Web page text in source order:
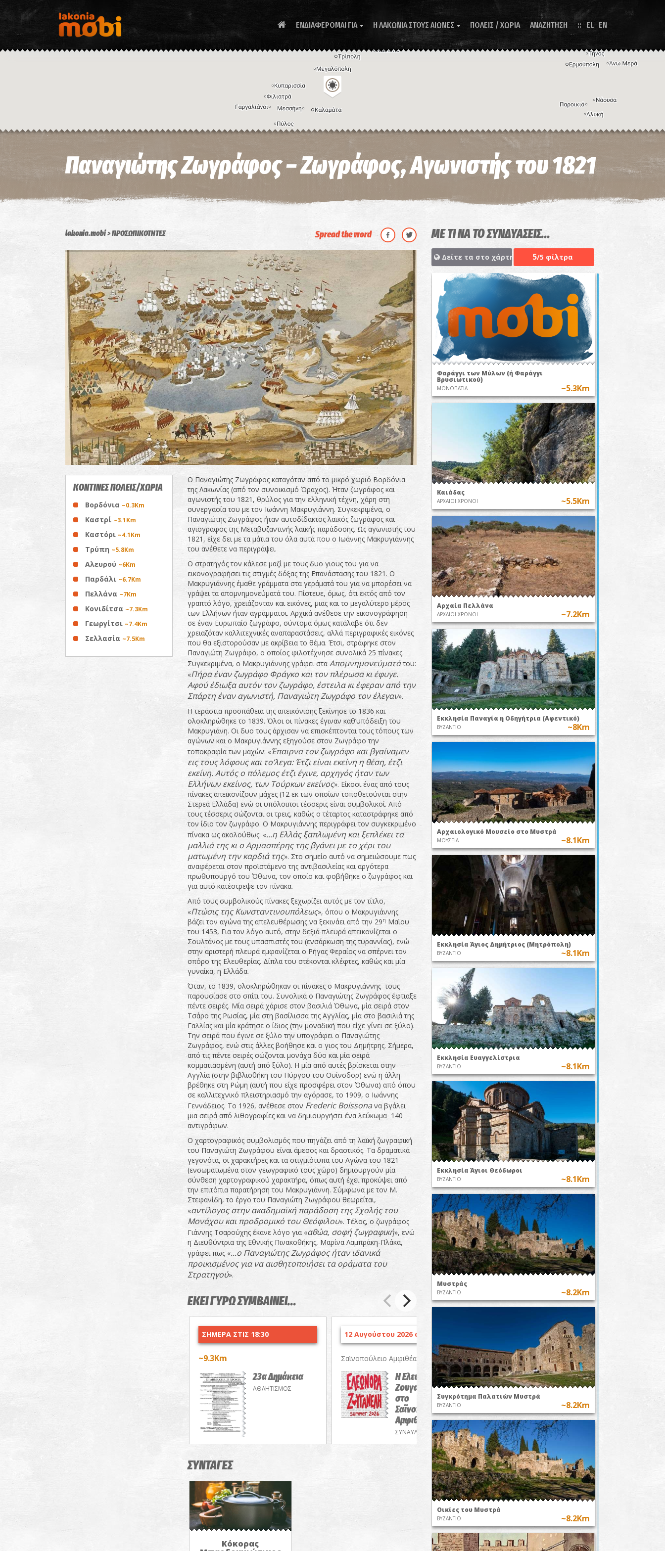
ΕΝΔΙΑΦΕΡΟΜΑΙ ΓΙΑ  Η ΛΑΚΩΝΙΑ ΣΤΟΥΣ ΑΙΩΝΕΣ  ΠΟΛΕΙΣ / ΧΩΡΙΑ ΑΝΑΖΗΤΗΣΗ EL EN
Συντομεύσεις πληκτρολογίου Η εικόνα ενδέχεται να υπόκειται σε πνευματικά δικαιώματα
Παναγιώτης Ζωγράφος – Ζωγράφος, Αγωνιστής του 1821
lakonia.mobi ΠΡΟΣΩΠΙΚΟΤΗΤΕΣ Spread the word
ΚΟΝΤΙΝΕΣ ΠΟΛΕΙΣ/ΧΩΡΙΑ
Βορδόνια ~0.3Km
Καστρί ~3.1Km
Καστόρι ~4.1Km
Τρύπη ~5.8Km
Αλευρού ~6Km
Παρδάλι ~6.7Km
Πελλάνα ~7Km
Κονιδίτσα ~7.3Km
Γεωργίτσι ~7.4Km
Σελλασία ~7.5Km
Ο Παναγιώτης Ζωγράφος καταγόταν από το μικρό χωριό Βορδόνια
της Λακωνίας (από τον συνοικισμό Όραχος). Ήταν ζωγράφος και
αγωνιστής του 1821, θρύλος για την ελληνική τέχνη, χάρη στη
συνεργασία του με τον Ιωάννη Μακρυγιάννη. Συγκεκριμένα, ο
Παναγιώτης Ζωγράφος ήταν αυτοδίδακτος λαϊκός ζωγράφος και
αγιογράφος της Μεταβυζαντινής λαϊκής παράδοσης. Ως αγωνιστής του
1821, είχε δει με τα μάτια του όλα αυτά που ο Ιωάννης Μακρυγιάννης
του ανέθετε να περιγράψει.
Ο στρατηγός τον κάλεσε μαζί με τους δυο γιους του για να
εικονογραφήσει τις στιγμές δόξας της Επανάστασης του 1821. Ο
Μακρυγιάννης έμαθε γράμματα στα γεράματά του για να μπορέσει να
γράψει τα απομνημονεύματά του. Πίστευε, όμως, ότι εκτός από τον
γραπτό λόγο, χρειάζονταν και εικόνες, μιας και το μεγαλύτερο μέρος
των Ελλήνων ήταν αγράμματοι. Αρχικά ανέθεσε την εικονογράφηση
σε έναν Ευρωπαίο ζωγράφο, σύντομα όμως κατάλαβε ότι δεν
χρειαζόταν καλλιτεχνικές αναπαραστάσεις, αλλά περιγραφικές εικόνες
που θα εξιστορούσαν με ακρίβεια το θέμα. Έτσι, στράφηκε στον
Παναγιώτη Ζωγράφο, ο οποίος φιλοτέχνησε συνολικά 25 πίνακες.
Συγκεκριμένα, ο Μακρυγιάννης γράφει στα Απομνημονεύματάτου:
«Πήρα έναν ζωγράφο Φράγκο και τον πλέρωσα κι έφυγε.
Αφού έδιωξα αυτόν τον ζωγράφο, έστειλα κι έφεραν από την
Σπάρτη έναν αγωνιστή, Παναγιώτη Ζωγράφο τον έλεγαν».
Η τεράστια προσπάθεια της απεικόνισης ξεκίνησε το 1836 και
ολοκληρώθηκε το 1839. Όλοι οι πίνακες έγιναν καθ’υπόδειξη του
Μακρυγιάνη. Οι δυο τους άρχισαν να επισκέπτονται τους τόπους των
αγώνων και ο Μακρυγιάννης εξηγούσε στον Ζωγράφο την
τοποκραφία των μαχών: «Έπαιρνα τον ζωγράφο και βγαίναμεν
εις τους λόφους και το’λεγα: Έτζι είναι εκείνη η θέση, έτζι
εκείνη. Αυτός ο πόλεμος έτζι έγινε, αρχηγός ήταν των
Ελλήνων εκείνος, των Τούρκων εκείνος». Είκοσι ένας από τους
πίνακες απεικονίζουν μάχες (12 εκ των οποίων τοποθετούνται στην
Στερεά Ελλάδα) ενώ οι υπόλοιποι τέσσερις είναι συμβολικοί. Από
τους τέσσερις σώζονται οι τρεις, καθώς ο τέταρτος καταστράφηκε από
τον ίδιο τον ζωγράφο. Ο Μακρυγιάννης περιγράφει τον συγκεκριμένο
πίνακα ως ακολούθως: «...η Ελλάς ξαπλωμένη και ξεπλέκει τα
μαλλιά της κι ο Αρμασπέρης της βγάνει με το χέρι του
ματωμένη την καρδιά της». Στο σημείο αυτό να σημειώσουμε πως
αναφέρεται στον προϊστάμενο της αντιβασιλείας και αργότερα
πρωθυπουργό του Όθωνα, τον οποίο και φοβήθηκε ο ζωγράφος και
για αυτό κατέστρεψε τον πίνακα.
Από τους συμβολικούς πίνακες ξεχωρίζει αυτός με τον τίτλο,
«Πτώσις της Κωνσταντινουπόλεως», όπου ο Μακρυγιάννης
βάζει τον αγώνα της απελευθέρωσης να ξεκινάει από την 29η Μαϊου
του 1453, Για τον λόγο αυτό, στην δεξιά πλευρά απεικονίζεται ο
Σουλτάνος με τους υπασπιστές του (ενσάρκωση της τυραννίας), ενώ
στην αριστερή πλευρά εμφανίζεται ο Ρήγας Φεραίος να σπέρνει τον
σπόρο της Ελευθερίας. Δίπλα του στέκονται κλέφτες, καθώς και μία
γυναίκα, η Ελλάδα.
Όταν, το 1839, ολοκληρώθηκαν οι πίνακες ο Μακρυγιάννης τους
παρουσίασε στο σπίτι του. Συνολικά ο Παναγιώτης Ζωγράφος έφτιαξε
πέντε σειρές. Μία σειρά χάρισε στον βασιλιά Όθωνα, μία σειρά στον
Τσάρο της Ρωσίας, μία στη βασίλισσα της Αγγλίας, μία στο βασιλιά της
Γαλλίας και μία κράτησε ο ίδιος (την μοναδική που είχε γίνει σε ξύλο).
Την σειρά που έγινε σε ξύλο την υπογράφει ο Παναγιώτης
Ζωγράφος, ενώ στις άλλες βοήθησε και ο γιος του Δημήτρης. Σήμερα,
από τις πέντε σειρές σώζονται μονάχα δύο και μία σειρά
κομματιασμένη (αυτή από ξύλο). Η μία από αυτές βρίσκεται στην
Αγγλία (στην βιβλιοθήκη του Πύργου του Ουίνσδορ) ενώ η άλλη
βρέθηκε στη Ρώμη (αυτή που είχε προσφέρει στον Όθωνα) από όπου
σε καλλιτεχνικό πλειστηριασμό την αγόρασε, το 1909, ο Ιωάννης
Γεννάδειος. Το 1926, ανέθεσε στον Frederic Boissonaνα βγάλει
μια σειρά από λιθογραφίες και να δημιουργήσει ένα λεύκωμα 140
αντιγράφων.
Ο χαρτογραφικός συμβολισμός που πηγάζει από τη λαϊκή ζωγραφική
του Παναγιώτη Ζωγράφου είναι άμεσος και δραστικός. Τα δραματικά
γεγονότα, οι χαρακτήρες και τα στιγμιότυπα του Αγώνα του 1821
(ενσωματωμένα στον γεωγραφικό τους χώρο) δημιουργούν μία
σύνθεση χαρτογραφικού χαρακτήρα, όπως αυτή έχει προκύψει από
την επιτόπια παρατήρηση του Μακρυγιάννη. Σύμφωνα με τον Μ.
Στεφανίδη, το έργο του Παναγιώτη Ζωγράφου θεωρείται,
«αντίλογος στην ακαδημαϊκή παράδοση της Σχολής του
Μονάχου και προδρομικό του Θεόφιλου». Τέλος, ο ζωγράφος
Γιάννης Τσαρούχης έκανε λόγο για «αθώα, σοφή ζωγραφική», ενώ
η Διευθύντρια της Εθνικής Πινακοθήκης, Μαρίνα Λαμπράκη-Πλάκα,
γράφει πως «...ο Παναγιώτης Ζωγράφος ήταν ιδανικά
προικισμένος για να αισθητοποιήσει τα οράματα του
Στρατηγού».
ΕΚΕΙ ΓΥΡΩ ΣΥΜΒΑΙΝΕΙ...
ΣΗΜΕΡΑ ΣΤΙΣ 18:30
~9.3Km
23α Δημάκεια
ΑΘΛΗΤΙΣΜΟΣ
12 Αυγούστου 2026 στις 21:30
Σαϊνοπούλειο Αμφιθέατρο ~7.9Km
Η Ελεωνόρα
Ζουγανέλη live
στο
Σαϊνοπούλειο
Αμφιθέατρο
ΣΥΝΑΥΛΙΕΣ
24 Αυγούστου 2026 στις 21:00
Σαϊνοπούλειο Αμφιθέατρο~7.9Km
Ο ΚΑΤΑ
ΦΑΝΤΑΣΙΑΝ
ΑΣΘΕΝΗΣ
ΠΑΡΑΣΤΑΣΕΙΣ
ΣΥΝΤΑΓΕΣ
Κόκορας
ΜΕ ΤΙ ΝΑ ΤΟ ΣΥΝΔΥΑΣΕΙΣ...
Δείτε τα στο χάρτη 5/5 φίλτρα
Φαράγγι των Μύλων (ή Φαράγγι
Βρυσιωτικού)
ΜΟΝΟΠΑΤΙΑ ~5.3Km
Καιάδας
ΑΡΧΑΙΟΙ ΧΡΟΝΟΙ ~5.5Km
Αρχαία Πελλάνα
ΑΡΧΑΙΟΙ ΧΡΟΝΟΙ ~7.2Km
Εκκλησία Παναγία η Οδηγήτρια (Αφεντικό)
ΒΥΖΑΝΤΙΟ ~8Km
Αρχαιολογικό Μουσείο στο Μυστρά
ΜΟΥΣΕΙΑ ~8.1Km
Εκκλησία Άγιος Δημήτριος (Μητρόπολη)
ΒΥΖΑΝΤΙΟ ~8.1Km
Εκκλησία Ευαγγελίστρια
ΒΥΖΑΝΤΙΟ ~8.1Km
Εκκλησία Άγιοι Θεόδωροι
ΒΥΖΑΝΤΙΟ ~8.1Km
Μυστράς
ΒΥΖΑΝΤΙΟ ~8.2Km
Συγκρότημα Παλατιών Μυστρά
ΒΥΖΑΝΤΙΟ ~8.2Km
Οικίες του Μυστρά
ΒΥΖΑΝΤΙΟ ~8.2Km